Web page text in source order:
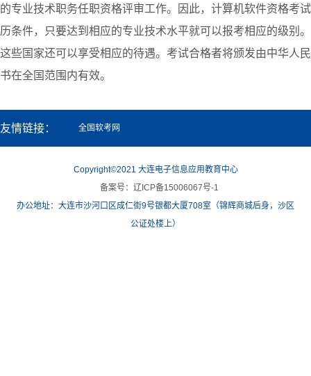
的专业技术职务任职资格评审工作。因此，计算机软件资格考
历条件，只要达到相应的专业技术水平就可以报考相应的级别
这些国家还可以享受相应的待遇。考试合格者将颁发由中华人
书在全国范围内有效。
友情链接： 全国软考网
Copyright©2021 大连电子信息应用教育中心
备案号：辽ICP备15006067号-1
办公地址：大连市沙河口区成仁街9号银都大厦708室（锦辉商城后身，沙区
公证处楼上）